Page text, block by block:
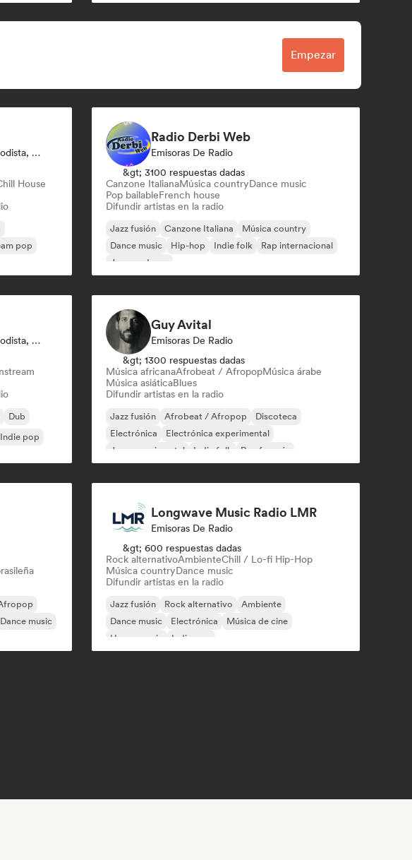
Empezar
Medios De Comunicación/Periodista, Emisoras De Radio
House
pop
Radio Derbi Web
Emisoras De Radio
&gt; 3100 respuestas dadas
Canzone ItalianaMúsica countryDance music
Pop bailableFrench house
Difundir artistas en la radio
Jazz fusión Canzone Italiana
Música country
Dance music
Hip-hop Indie folk
Rap internacional
Jazz moderno
Medios De Comunicación/Periodista, Emisoras De Radio
Dub
Indie pop
Guy Avital
Emisoras De Radio
&gt; 1300 respuestas dadas
Música africanaAfrobeat / AfropopMúsica árabe
Música asiáticaBlues
Difundir artistas en la radio
Jazz fusión Afrobeat / Afropop
Discoteca
Electrónica
Electrónica experimental
Jazz experimental
Indie folk Rap francés
Dance music
Longwave Music Radio LMR
Emisoras De Radio
&gt; 600 respuestas dadas
Rock alternativoAmbienteChill / Lo-fi Hip-Hop
Música countryDance music
Difundir artistas en la radio
Jazz fusión Rock alternativo
Ambiente
Dance music
Electrónica
Música de cine
House music
Indie pop